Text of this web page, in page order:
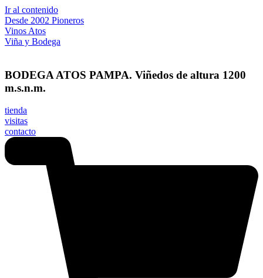
Ir al contenido
Desde 2002 Pioneros
Vinos Atos
Viña y Bodega
BODEGA ATOS PAMPA. Viñedos de altura 1200
m.s.n.m.
tienda
visitas
contacto